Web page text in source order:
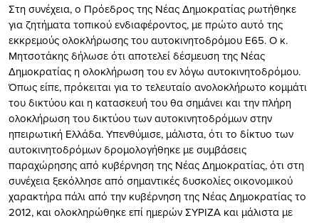
Στη συνέχεια, ο Πρόεδρος της Νέας Δημοκρατίας ρωτήθηκε
για ζητήματα τοπικού ενδιαφέροντος, με πρώτο αυτό της
εκκρεμούς ολοκλήρωσης του αυτοκινητοδρόμου Ε65. Ο κ.
Μητσοτάκης δήλωσε ότι αποτελεί δέσμευση της Νέας
Δημοκρατίας η ολοκλήρωση του εν λόγω αυτοκινητοδρόμου.
Όπως είπε, πρόκειται για το τελευταίο ανολοκλήρωτο κομμάτι
του δικτύου και η κατασκευή του θα σημάνει και την πλήρη
ολοκλήρωση του δικτύου των αυτοκινητοδρόμων στην
ηπειρωτική Ελλάδα. Υπενθύμισε, μάλιστα, ότι το δίκτυο των
αυτοκινητοδρόμων δρομολογήθηκε με συμβάσεις
παραχώρησης από κυβέρνηση της Νέας Δημοκρατίας, ότι στη
συνέχεια ξεκόλλησε από σημαντικές δυσκολίες οικονομικού
χαρακτήρα πάλι από την κυβέρνηση της Νέας Δημοκρατίας το
2012, και ολοκληρώθηκε επί ημερών ΣΥΡΙΖΑ και μάλιστα με